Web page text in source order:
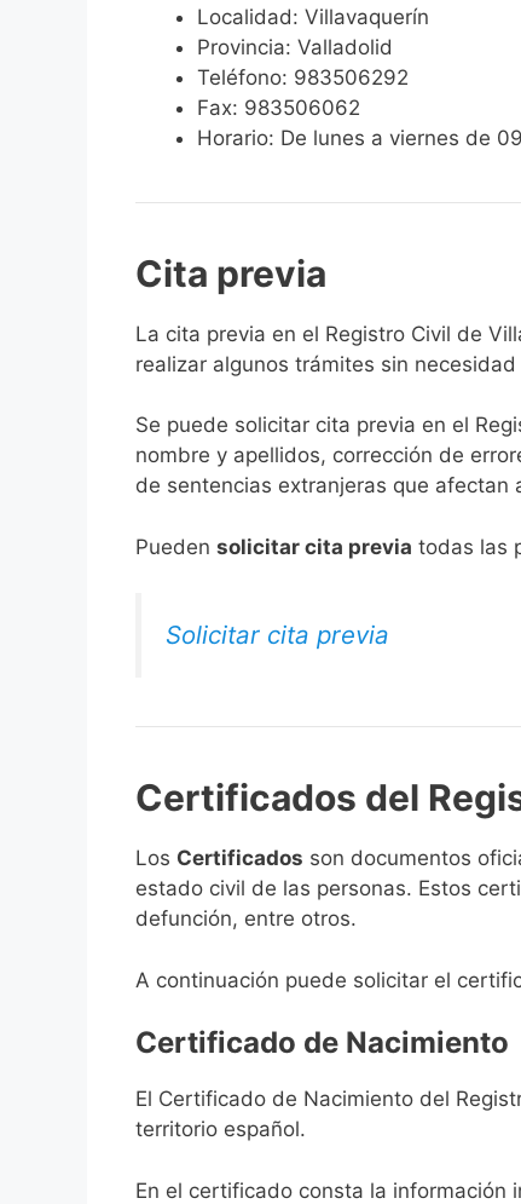
Localidad: Villavaquerín
Provincia: Valladolid
Teléfono: 983506292
Fax: 983506062
Horario: De lunes a viernes de
Cita previa
​​​​​​​​​​​​​​​​​​​​​​​​​​​​La cita previa en el Registro Civil de
realizar algunos trámites sin
Se puede solicitar cita previa en el
nombre y apellidos, corrección de
de sentencias extranjeras que
​Pueden solicitar cita previa todas las
Solicitar cita previa
Certificados del
Los Certificados son documentos
estado civil de las personas. Estos
defunción, entre otros.
A continuación puede solicitar el
Certificado de Nacimiento
El Certificado de Nacimiento del
territorio español.
En el certificado consta la información